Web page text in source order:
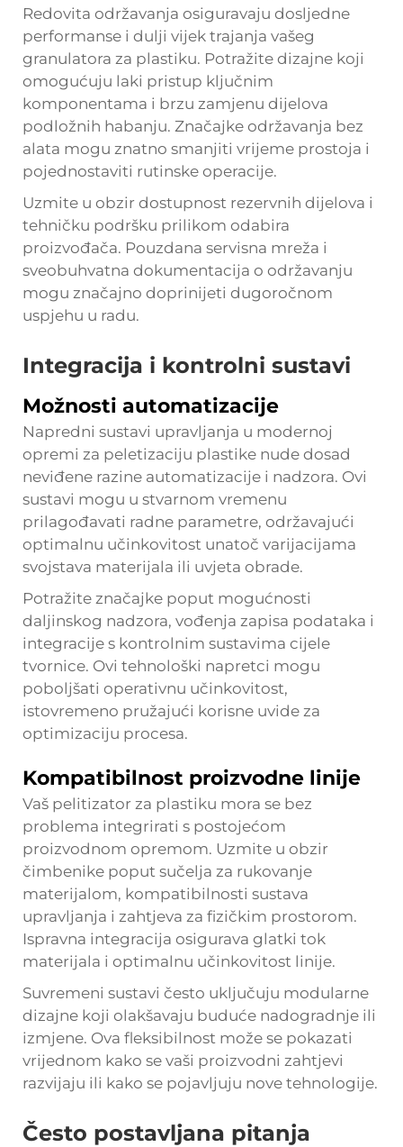
Redovita održavanja osiguravaju dosljedne
performanse i dulji vijek trajanja vašeg
granulatora za plastiku. Potražite dizajne koji
omogućuju laki pristup ključnim
komponentama i brzu zamjenu dijelova
podložnih habanju. Značajke održavanja bez
alata mogu znatno smanjiti vrijeme prostoja i
pojednostaviti rutinske operacije.
Uzmite u obzir dostupnost rezervnih dijelova i
tehničku podršku prilikom odabira
proizvođača. Pouzdana servisna mreža i
sveobuhvatna dokumentacija o održavanju
mogu značajno doprinijeti dugoročnom
uspjehu u radu.
Integracija i kontrolni sustavi
Možnosti automatizacije
Napredni sustavi upravljanja u modernoj
opremi za peletizaciju plastike nude dosad
neviđene razine automatizacije i nadzora. Ovi
sustavi mogu u stvarnom vremenu
prilagođavati radne parametre, održavajući
optimalnu učinkovitost unatoč varijacijama
svojstava materijala ili uvjeta obrade.
Potražite značajke poput mogućnosti
daljinskog nadzora, vođenja zapisa podataka i
integracije s kontrolnim sustavima cijele
tvornice. Ovi tehnološki napretci mogu
poboljšati operativnu učinkovitost,
istovremeno pružajući korisne uvide za
optimizaciju procesa.
Kompatibilnost proizvodne linije
Vaš pelitizator za plastiku mora se bez
problema integrirati s postojećom
proizvodnom opremom. Uzmite u obzir
čimbenike poput sučelja za rukovanje
materijalom, kompatibilnosti sustava
upravljanja i zahtjeva za fizičkim prostorom.
Ispravna integracija osigurava glatki tok
materijala i optimalnu učinkovitost linije.
Suvremeni sustavi često uključuju modularne
dizajne koji olakšavaju buduće nadogradnje ili
izmjene. Ova fleksibilnost može se pokazati
vrijednom kako se vaši proizvodni zahtjevi
razvijaju ili kako se pojavljuju nove tehnologije.
Često postavljana pitanja